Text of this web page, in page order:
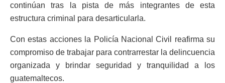
continúan tras la pista de más integrantes de esta
estructura criminal para desarticularla.
Con estas acciones la Policía Nacional Civil reafirma su
compromiso de trabajar para contrarrestar la delincuencia
organizada y brindar seguridad y tranquilidad a los
guatemaltecos.